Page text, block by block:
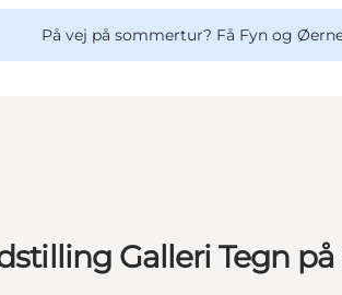
På vej på sommertur? Få Fyn og
Galleri Tegn på